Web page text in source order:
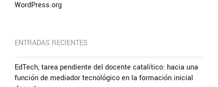
WordPress.org
ENTRADAS RECIENTES
EdTech, tarea pendiente del docente catalítico: hacia una
función de mediador tecnológico en la formación inicial